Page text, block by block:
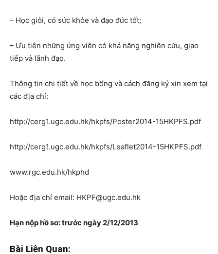
– Học giỏi, có sức khỏe và đạo đức tốt;
– Ưu tiên những ứng viên có khả năng nghiên cứu, giao
tiếp và lãnh đạo.
Thông tin chi tiết về học bổng và cách đăng ký xin xem tại
các địa chỉ:
http://cerg1.ugc.edu.hk/hkpfs/Poster2014-15HKPFS.pdf
http://cerg1.ugc.edu.hk/hkpfs/Leaflet2014-15HKPFS.pdf
www.rgc.edu.hk/hkphd
Hoặc địa chỉ email: HKPF@ugc.edu.hk
Hạn nộp hồ sơ: trước ngày 2/12/2013
Bài Liên Quan: